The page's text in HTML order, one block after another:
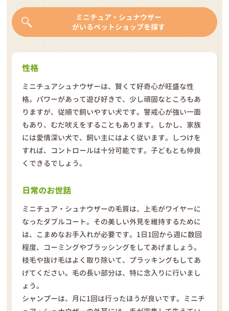
ミニチュア・シュナウザー
がいるペットショップを探す
性格
ミニチュアシュナウザーは、賢くて好奇心が旺盛な性
格。パワーがあって遊び好きで、少し頑固なところもあ
りますが、従順で飼いやすい犬です。警戒心が強い一面
もあり、むだ吠えをすることもあります。しかし、家族
には愛情深い犬で、飼い主にはよく従います。しつけを
すれば、コントロールは十分可能です。子どもとも仲良
くできるでしょう。
日常のお世話
ミニチュア・シュナウザーの毛質は、上毛がワイヤーに
なったダブルコート。その美しい外見を維持するために
は、こまめなお手入れが必要です。1日1回から週に数回
程度、コーミングやブラッシングをしてあげましょう。
枝毛や抜け毛はよく取り除いて、プラッキングもしてあ
げてください。毛の長い部分は、特に念入りに行いまし
ょう。
シャンプーは、月に1回は行ったほうが良いです。ミニチ